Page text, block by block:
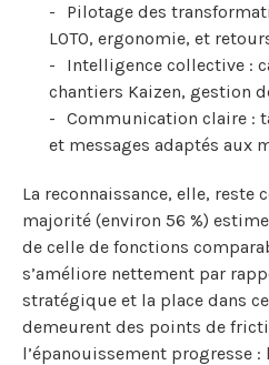
Pilotage des
LOTO, ergonomie, et
Intelligence collective :
chantiers Kaizen, gestion
Communication claire :
et messages adaptés aux
La reconnaissance, elle, reste
majorité (environ 56 %)
de celle de fonctions
s’améliore nettement par
stratégique et la place dans
demeurent des points de
l’épanouissement progresse